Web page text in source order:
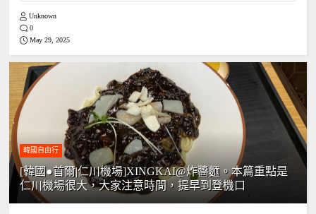
Unknown
0
May 29, 2025
韓國自由行
[韓國●首爾|仁川機場]XINGKAI@炸醬麵。本篇重點是
仁川機場很大，大家注意時間，提早到登機口